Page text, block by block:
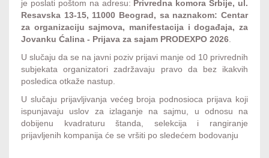
je poslati poštom na adresu: Privredna komora Srbije, ul.
Resavska 13-15, 11000 Beograd, sa naznakom: Centar
za organizaciju sajmova, manifestacija i događaja, za
Jovanku Ćalina - Prijava za sajam PRODEXPO 2026
U slučaju da se na javni poziv prijavi manje od 10 privrednih
subjekata organizatori zadržavaju pravo da bez ikakvih
posledica otkaže nastup.
U slučaju prijavljivanja većeg broja podnosioca prijava koji
ispunjavaju uslov za izlaganje na sajmu, u odnosu na
dobijenu kvadraturu štanda, selekcija i rangiranje
prijavljenih kompanija će se vršiti po sledećem bodovanju